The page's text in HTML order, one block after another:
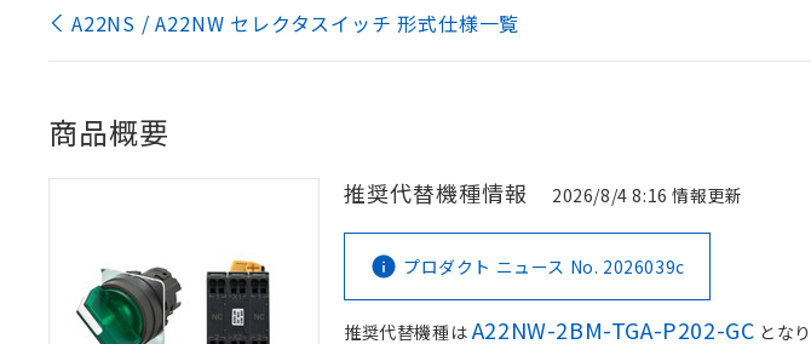
A22NS / A22NW セレクタスイッチ 形式仕様一覧
商品概要
推奨代替機種情報 2026/8/4 8:16 情報更新
プロダクト ニュース No. 2026039c
推奨代替機種はA22NW-2BM-TGA-P202-GC とな